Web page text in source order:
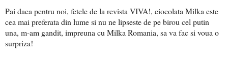
Pai daca pentru noi, fetele de la revista VIVA!, ciocolata Milka este
cea mai preferata din lume si nu ne lipseste de pe birou cel putin
una, m-am gandit, impreuna cu Milka Romania, sa va fac si voua o
surpriza!